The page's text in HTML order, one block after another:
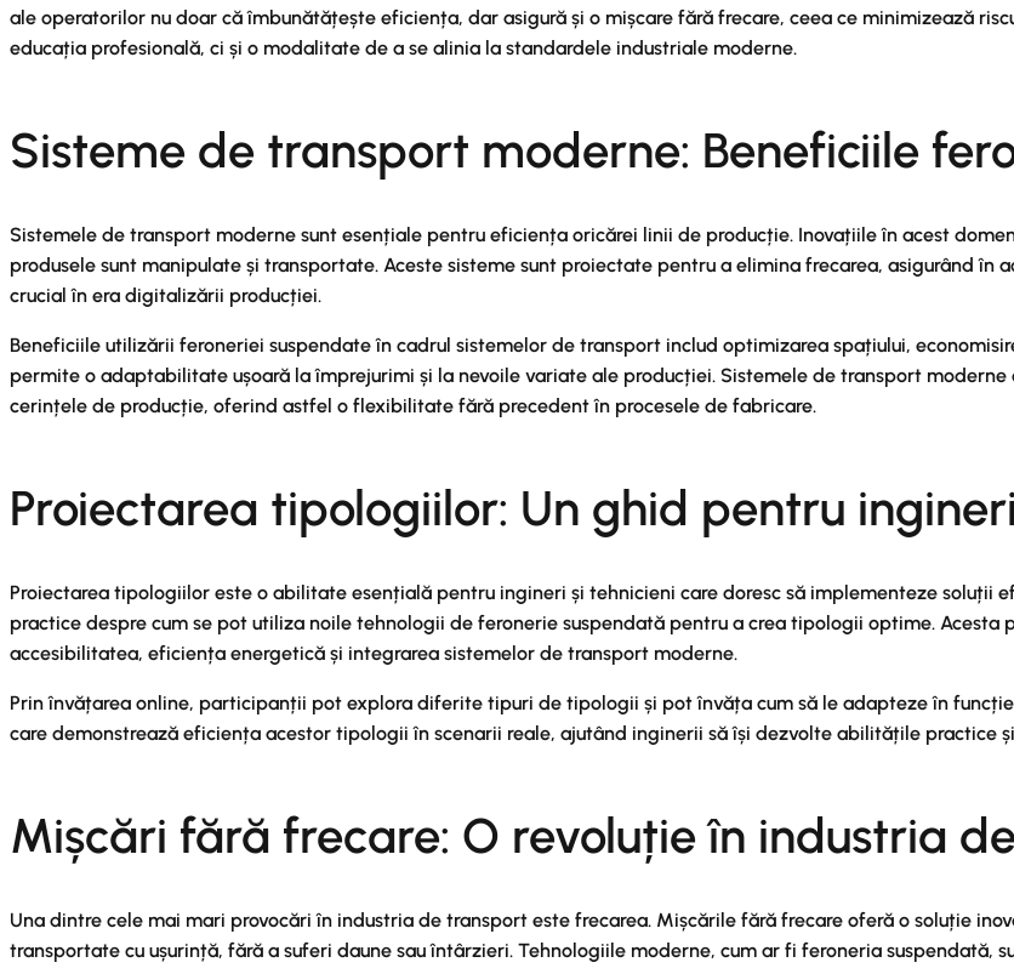
ale operatorilor nu doar că îmbunătățește eficiența, dar asigură și o mișcare fără frecare, ceea ce minimizează
educația profesională, ci și o modalitate de a se alinia la standardele industriale moderne.
Sisteme de transport moderne: Beneficiile
Sistemele de transport moderne sunt esențiale pentru eficiența oricărei linii de producție. Inovațiile în acest
produsele sunt manipulate și transportate. Aceste sisteme sunt proiectate pentru a elimina frecarea, asigurând în
crucial în era digitalizării producției.
Beneficiile utilizării feroneriei suspendate în cadrul sistemelor de transport includ optimizarea spațiului,
permite o adaptabilitate ușoară la împrejurimi și la nevoile variate ale producției. Sistemele de transport
cerințele de producție, oferind astfel o flexibilitate fără precedent în procesele de fabricare.
Proiectarea tipologiilor: Un ghid pentru
Proiectarea tipologiilor este o abilitate esențială pentru ingineri și tehnicieni care doresc să implementeze soluții
practice despre cum se pot utiliza noile tehnologii de feronerie suspendată pentru a crea tipologii optime. Acesta
accesibilitatea, eficiența energetică și integrarea sistemelor de transport moderne.
Prin învățarea online, participanții pot explora diferite tipuri de tipologii și pot învăța cum să le adapteze în
care demonstrează eficiența acestor tipologii în scenarii reale, ajutând inginerii să își dezvolte abilitățile practice
Mișcări fără frecare: O revoluție în industria
Una dintre cele mai mari provocări în industria de transport este frecarea. Mișcările fără frecare oferă o soluție
transportate cu ușurință, fără a suferi daune sau întârzieri. Tehnologiile moderne, cum ar fi feroneria suspendată,